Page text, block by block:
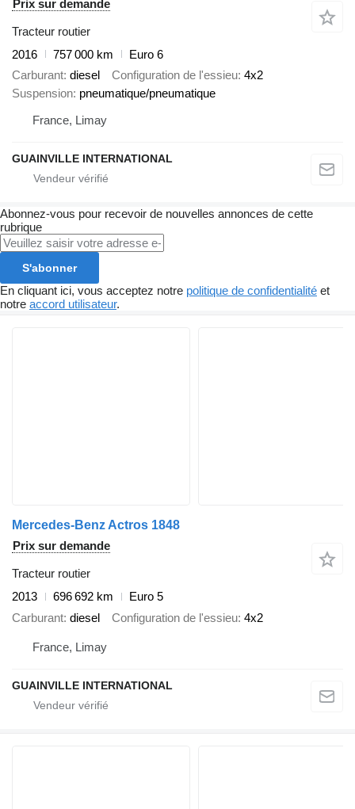
Prix sur demande
Tracteur routier
2016
757 000 km
Euro 6
Carburant diesel Configuration de l'essieu 4x2
Suspension pneumatique/pneumatique
France, Limay
GUAINVILLE INTERNATIONAL
Abonnez-vous pour recevoir de nouvelles annonces de cette
rubrique
S'abonner
En cliquant ici, vous acceptez notre politique de confidentialité et
notre accord utilisateur.
Mercedes-Benz Actros 1848
Prix sur demande
Tracteur routier
2013
696 692 km
Euro 5
Carburant diesel Configuration de l'essieu 4x2
France, Limay
GUAINVILLE INTERNATIONAL